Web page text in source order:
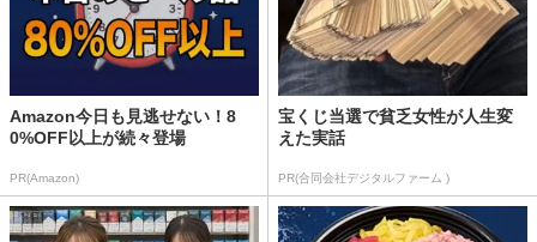
Amazon今日も見逃せない！8
0%OFF以上が続々登場
PR(Amazon)
宝くじ当選で貧乏女性が人生変
えた実話
PR(合同会社デジタルファーム )